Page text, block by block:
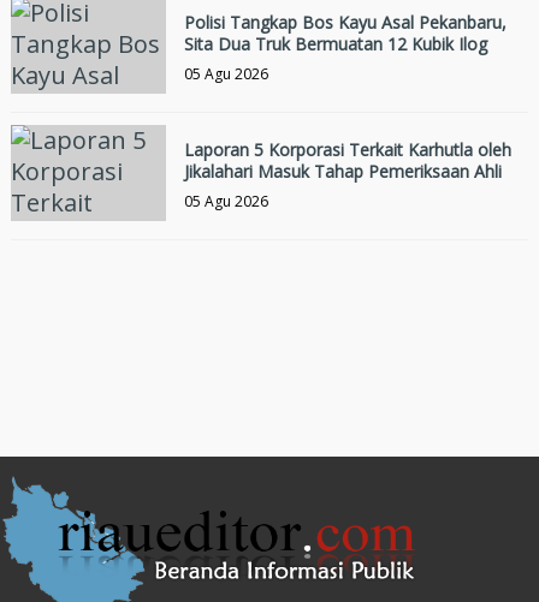
Polisi Tangkap Bos Kayu Asal Pekanbaru,
Sita Dua Truk Bermuatan 12 Kubik Ilog
05 Agu 2026
Laporan 5 Korporasi Terkait Karhutla oleh
Jikalahari Masuk Tahap Pemeriksaan Ahli
05 Agu 2026